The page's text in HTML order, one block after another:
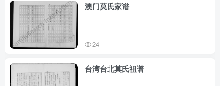
澳门莫氏家谱
24
台湾台北莫氏祖谱